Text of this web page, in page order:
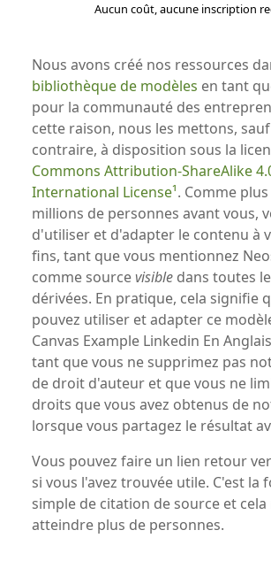
Aucun coût, aucune inscription
Nous avons créé nos ressources
bibliothèque de modèles en tant
pour la communauté des
cette raison, nous les mettons,
contraire, à disposition sous la
Commons Attribution-ShareAlike
International License . Comme
millions de personnes avant vous,
d'utiliser et d'adapter le contenu à
fins, tant que vous mentionnez
comme sourcevisibledans toutes
dérivées. En pratique, cela signifie
pouvez utiliser et adapter ce
Canvas Example Linkedin En
tant que vous ne supprimez pas
de droit d'auteur et que vous ne
droits que vous avez obtenus de
lorsque vous partagez le résultat
Vous pouvez faire un lien retour
si vous l'avez trouvée utile. C'est la
simple de citation de source et cela
atteindre plus de personnes.